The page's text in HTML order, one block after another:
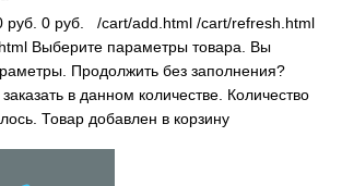
руб. 0 руб. /cart/add.html /cart/refresh.html
Выберите параметры товара.
Вы
Продолжить без заполнения?
в данном количестве. Количество
Товар добавлен в корзину